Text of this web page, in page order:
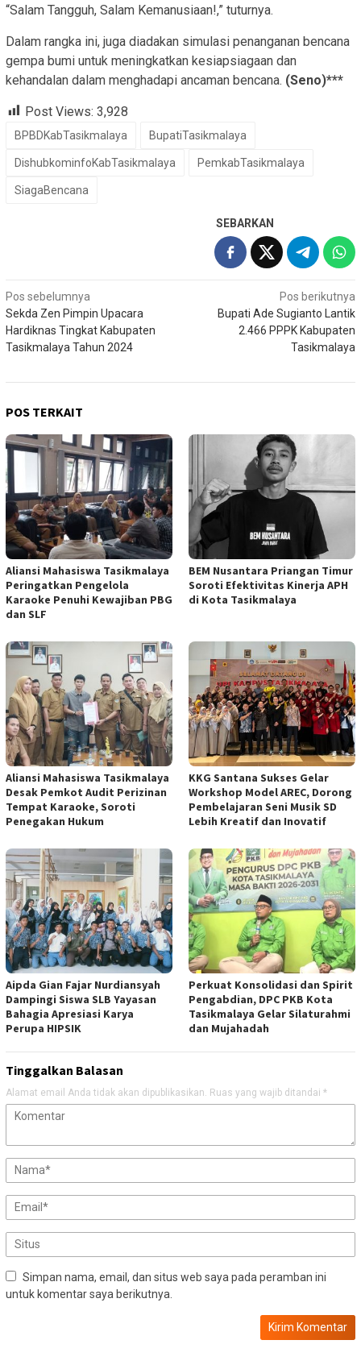
“Salam Tangguh, Salam Kemanusiaan!,” tuturnya.
Dalam rangka ini, juga diadakan simulasi penanganan bencana
gempa bumi untuk meningkatkan kesiapsiagaan dan
kehandalan dalam menghadapi ancaman bencana. (Seno)***
Post Views: 3,928
BPBDKabTasikmalaya BupatiTasikmalaya
DishubkominfoKabTasikmalaya PemkabTasikmalaya
SiagaBencana
SEBARKAN
Navigasi
pos
Pos sebelumnya
Sekda Zen Pimpin Upacara
Hardiknas Tingkat Kabupaten
Tasikmalaya Tahun 2024
Pos berikutnya
Bupati Ade Sugianto Lantik
2.466 PPPK Kabupaten
Tasikmalaya
POS TERKAIT
Aliansi Mahasiswa Tasikmalaya
Peringatkan Pengelola
Karaoke Penuhi Kewajiban PBG
dan SLF
BEM Nusantara Priangan Timur
Soroti Efektivitas Kinerja APH
di Kota Tasikmalaya
Aliansi Mahasiswa Tasikmalaya
Desak Pemkot Audit Perizinan
Tempat Karaoke, Soroti
Penegakan Hukum
KKG Santana Sukses Gelar
Workshop Model AREC, Dorong
Pembelajaran Seni Musik SD
Lebih Kreatif dan Inovatif
Aipda Gian Fajar Nurdiansyah
Dampingi Siswa SLB Yayasan
Bahagia Apresiasi Karya
Perupa HIPSIK
Perkuat Konsolidasi dan Spirit
Pengabdian, DPC PKB Kota
Tasikmalaya Gelar Silaturahmi
dan Mujahadah
Tinggalkan Balasan
Alamat email Anda tidak akan dipublikasikan. Ruas yang wajib ditandai *
Simpan nama, email, dan situs web saya pada peramban ini
untuk komentar saya berikutnya.